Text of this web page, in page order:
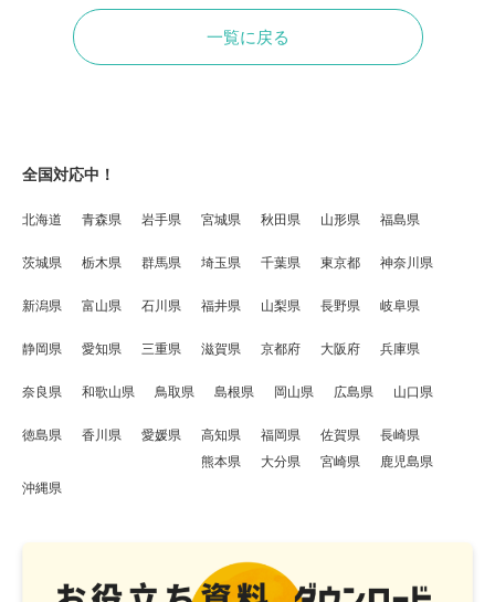
一覧に戻る
全国対応中！
北海道 青森県 岩手県 宮城県 秋田県 山形県 福島県
茨城県 栃木県 群馬県 埼玉県 千葉県 東京都 神奈川県
新潟県 富山県 石川県 福井県 山梨県 長野県 岐阜県
静岡県 愛知県 三重県 滋賀県 京都府 大阪府 兵庫県
奈良県 和歌山県 鳥取県 島根県 岡山県 広島県 山口県
徳島県 香川県 愛媛県 高知県 福岡県 佐賀県
長崎県
熊本県
大分県 宮崎県
鹿児島県
沖縄県